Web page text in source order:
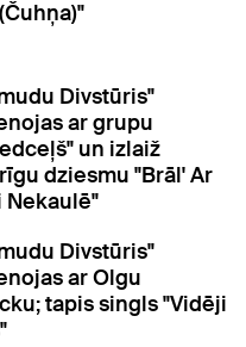
Divstūris"
ar grupu
un izlaiž
dziesmu "Brāl' Ar
Nekaulē"
Divstūris"
ar Olgu
tapis singls "Vidēji